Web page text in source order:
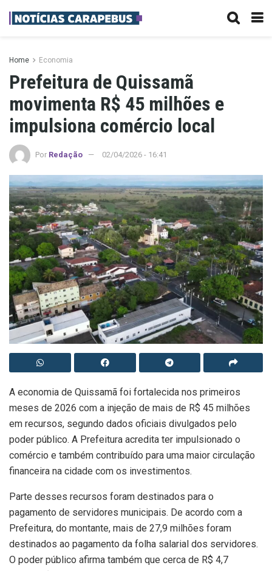
Home Economia
Prefeitura de Quissamã
movimenta R$ 45 milhões e
impulsiona comércio local
Por Redação 02/04/2026 - 16:41
A economia de Quissamã foi fortalecida nos primeiros
meses de 2026 com a injeção de mais de R$ 45 milhões
em recursos, segundo dados oficiais divulgados pelo
poder público. A Prefeitura acredita ter impulsionado o
comércio e também contribuído para uma maior circulação
financeira na cidade com os investimentos.
Parte desses recursos foram destinados para o
pagamento de servidores municipais. De acordo com a
Prefeitura, do montante, mais de 27,9 milhões foram
destinados ao pagamento da folha salarial dos servidores.
O poder público afirma também que cerca de R$ 4,7